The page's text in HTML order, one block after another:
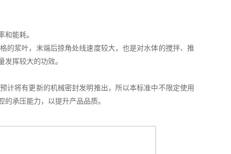
能耗。
的浆叶，末端后掠角处线速度较大，也是对水体的搅拌、推
挥较大的功效。
计将有更新的机械密封发明推出，所以本标准中不限定使用
承压能力，以提升产品品质。